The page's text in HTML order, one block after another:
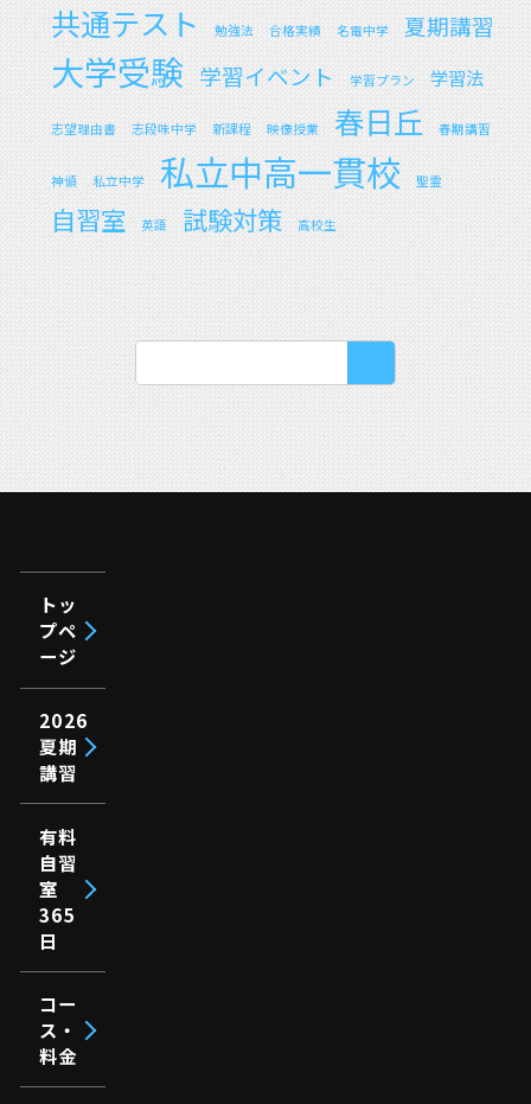
共通テスト 勉強法 合格実績 名電中学 夏期講習
大学受験 学習イベント 学習プラン 学習法
志望理由書 志段味中学 新課程 映像授業 春日丘 春期講習
神領 私立中学 私立中高一貫校 聖霊
自習室 英語 試験対策 高校生
トッ
プペ
ージ
2026
夏期
講習
有料
自習
室
365
日
コー
ス・
料金